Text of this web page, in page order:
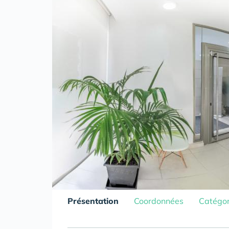
Présentation Coordonnées